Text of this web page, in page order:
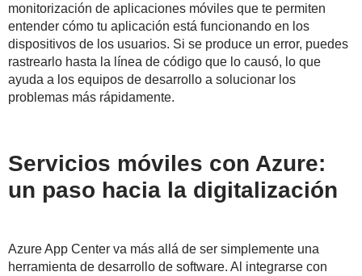
monitorización de aplicaciones móviles que te permiten
entender cómo tu aplicación está funcionando en los
dispositivos de los usuarios. Si se produce un error, puedes
rastrearlo hasta la línea de código que lo causó, lo que
ayuda a los equipos de desarrollo a solucionar los
problemas más rápidamente.
Servicios móviles con Azure:
un paso hacia la digitalización
Azure App Center va más allá de ser simplemente una
herramienta de desarrollo de software. Al integrarse con